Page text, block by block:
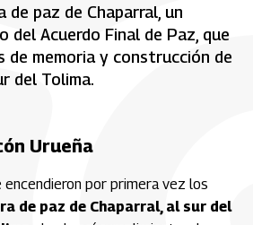
de paz de Chaparral, un
del Acuerdo Final de Paz, que
de memoria y construcción de
del Tolima.
Urueña
encendieron por primera vez los
de paz de Chaparral, al sur del